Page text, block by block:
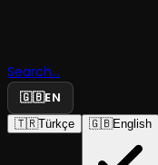
Search...
🇬🇧EN
🇹🇷Türkçe 🇬🇧English